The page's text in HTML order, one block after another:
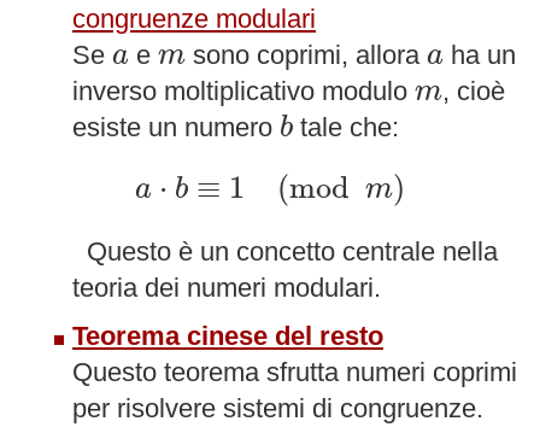
congruenze modulari
Se a
a e m
m sono coprimi, allora a
a ha un
inverso moltiplicativo modulo m
m, cioè
esiste un numero b
b tale che:
a ⋅ b ≡ 1 (mod m)
a ⋅b ≡1 mod m
Questo è un concetto centrale nella
teoria dei numeri modulari.
Teorema cinese del resto
Questo teorema sfrutta numeri coprimi
per risolvere sistemi di congruenze.